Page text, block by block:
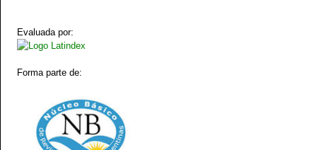
Evaluada por:
Forma parte de: